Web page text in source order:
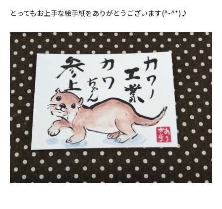
とってもお上手な絵手紙をありがとうございます(^-^*)♪